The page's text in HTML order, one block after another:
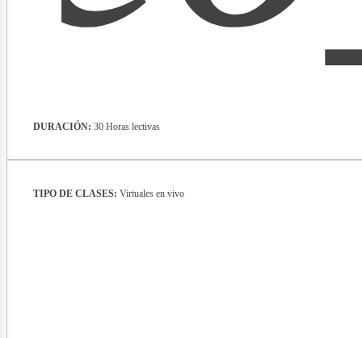
TIPO DE CLASES: Virtuales en vivo
DURACIÓN: 30 Horas lectivas